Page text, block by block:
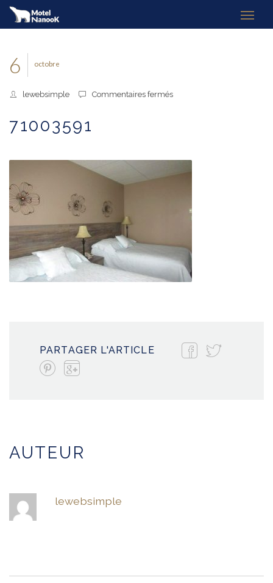
octobre
6
lewebsimple Commentaires ferméssur
71003591
PARTAGER L'ARTICLE
AUTEUR
lewebsimple